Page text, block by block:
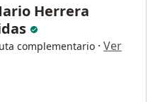
Herrera
complementario · Ver